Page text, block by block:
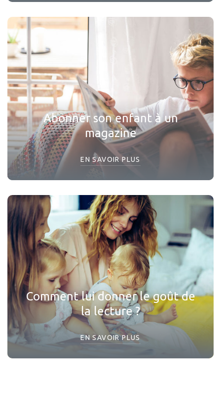
Abonner son enfant à un
magazine
EN SAVOIR PLUS
Comment lui donner le goût de
la lecture ?
EN SAVOIR PLUS